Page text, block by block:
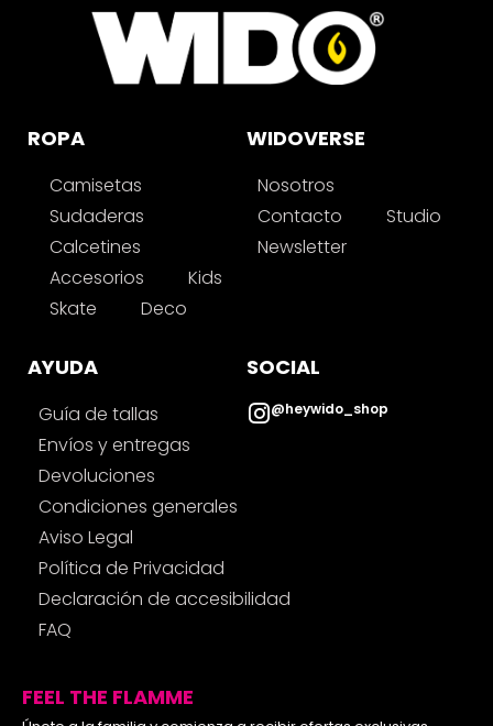
ROPA
Camisetas
Sudaderas
Calcetines
Accesorios
Kids
Skate
Deco
WIDOVERSE
Nosotros
Contacto
Studio
Newsletter
AYUDA
Guía de tallas
Envíos y entregas
Devoluciones
Condiciones generales
Aviso Legal
Política de Privacidad
Declaración de accesibilidad
FAQ
SOCIAL
@heywido_shop
FEEL THE FLAMME